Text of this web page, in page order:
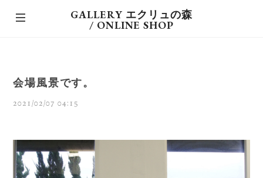
GALLERY エクリュの森
/ ONLINE SHOP
会場風景です。
2021/02/07 04:15